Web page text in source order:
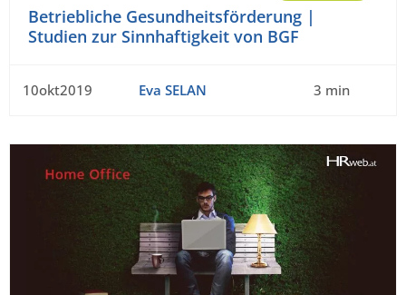
Betriebliche Gesundheitsförderung |
Studien zur Sinnhaftigkeit von BGF
10okt2019 Eva SELAN 3 min